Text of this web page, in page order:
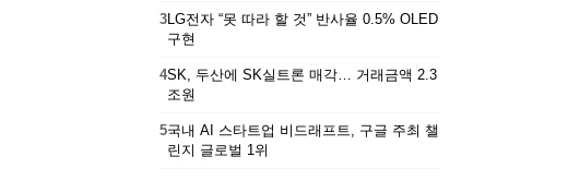
3LG전자 “못 따라 할 것” 반사율 0.5% OLED
구현
4SK, 두산에 SK실트론 매각… 거래금액 2.3
조원
5국내 AI 스타트업 비드래프트, 구글 주최 챌
린지 글로벌 1위